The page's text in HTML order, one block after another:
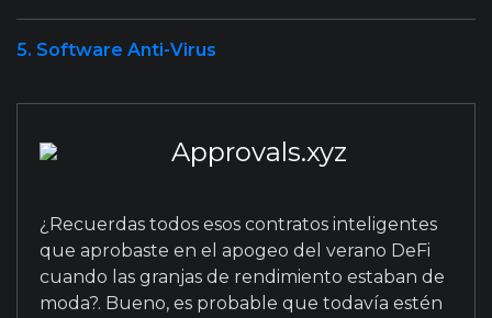
5. Software Anti-Virus
Approvals.xyz
¿Recuerdas todos esos contratos inteligentes
que aprobaste en el apogeo del verano DeFi
cuando las granjas de rendimiento estaban de
moda?. Bueno, es probable que todavía estén